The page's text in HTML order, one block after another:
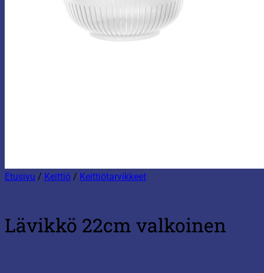
Etusivu / Keittiö / Keittiötarvikkeet
Lävikkö 22cm valkoinen